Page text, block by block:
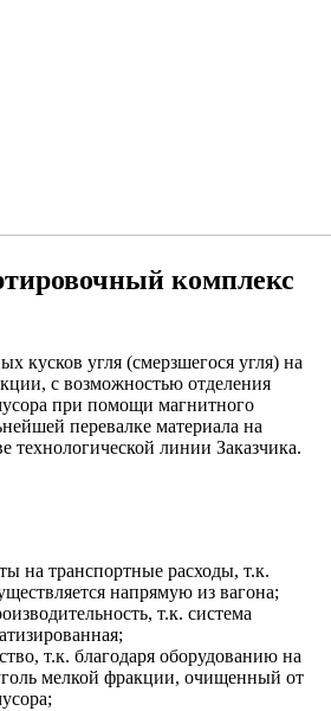
комплекс
кусков угля (смерзшегося угля) на
с возможностью отделения
при помощи магнитного
перевалке материала на
технологической линии Заказчика.
на транспортные расходы, т.к.
напрямую из вагона;
т.к. система
т.к. благодаря оборудованию на
мелкой фракции, очищенный от